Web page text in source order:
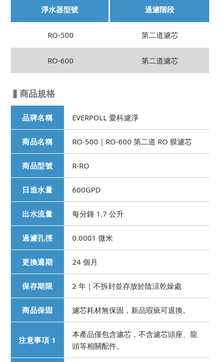
淨水器型號 過濾階段
RO-500 第二道濾芯
RO-600 第二道濾芯
▍商品規格
品牌名稱 EVERPOLL 愛科濾淨
商品名稱 RO-500｜RO-600 第二道 RO 膜濾芯
商品型號 R-RO
日造水量 600GPD
出水流量 每分鐘 1.7 公升
過濾孔徑 0.0001 微米
更換週期 24 個月
保存期限 2 年｜不拆封並存放於陰涼乾燥處
商品保固 濾芯耗材無保固，新品瑕疵可退換。
注意事項 1
本產品僅包含濾芯，不含濾芯頭座、龍
頭等相關配件。